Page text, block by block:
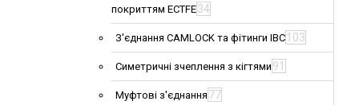
покриттям ECTFE34
З'єднання CAMLOCK та фітинги IBC 103
Симетричні зчеплення з кігтями 91
Муфтові з'єднання 77